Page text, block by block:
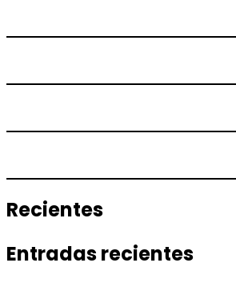
Recientes
Entradas recientes